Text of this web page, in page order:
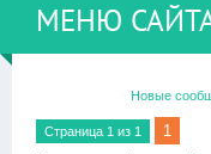
МЕНЮ
Новые
Страница 1 из 1
1